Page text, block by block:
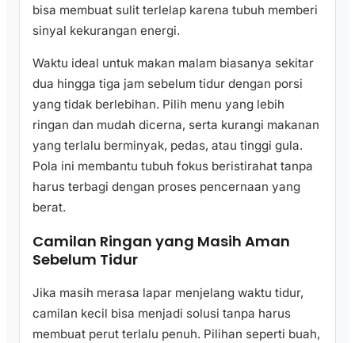
bisa membuat sulit terlelap karena tubuh memberi
sinyal kekurangan energi.
Waktu ideal untuk makan malam biasanya sekitar
dua hingga tiga jam sebelum tidur dengan porsi
yang tidak berlebihan. Pilih menu yang lebih
ringan dan mudah dicerna, serta kurangi makanan
yang terlalu berminyak, pedas, atau tinggi gula.
Pola ini membantu tubuh fokus beristirahat tanpa
harus terbagi dengan proses pencernaan yang
berat.
Camilan Ringan yang Masih Aman
Sebelum Tidur
Jika masih merasa lapar menjelang waktu tidur,
camilan kecil bisa menjadi solusi tanpa harus
membuat perut terlalu penuh. Pilihan seperti buah,